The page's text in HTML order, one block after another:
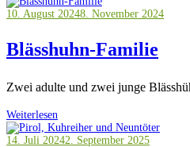
10. August 20248. November 2024
Blässhuhn-Familie
Zwei adulte und zwei junge
Weiterlesen
14. Juli 20242. September 2025